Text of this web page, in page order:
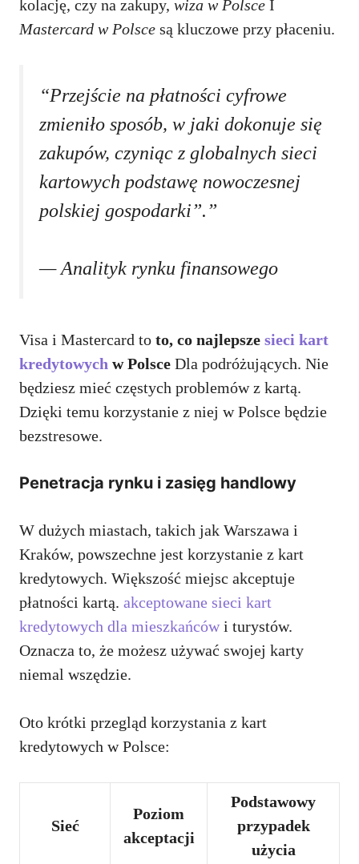
kolację, czy na zakupy, wiza w Polsce I
Mastercard w Polsce są kluczowe przy płaceniu.
“Przejście na płatności cyfrowe
zmieniło sposób, w jaki dokonuje się
zakupów, czyniąc z globalnych sieci
kartowych podstawę nowoczesnej
polskiej gospodarki”.”
— Analityk rynku finansowego
Visa i Mastercard to to, co najlepsze sieci kart
kredytowych w Polsce Dla podróżujących. Nie
będziesz mieć częstych problemów z kartą.
Dzięki temu korzystanie z niej w Polsce będzie
bezstresowe.
Penetracja rynku i zasięg handlowy
W dużych miastach, takich jak Warszawa i
Kraków, powszechne jest korzystanie z kart
kredytowych. Większość miejsc akceptuje
płatności kartą. akceptowane sieci kart
kredytowych dla mieszkańcówi turystów.
Oznacza to, że możesz używać swojej karty
niemal wszędzie.
Oto krótki przegląd korzystania z kart
kredytowych w Polsce:
Sieć
Poziom
akceptacji
Podstawowy
przypadek
użycia